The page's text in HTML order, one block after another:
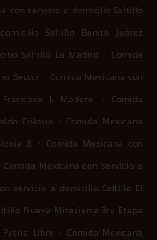
con servicio a domicilio Saltillo
Saltillo Benito Juárez
Saltillo La Madrid . Comida
Sector . Comida Mexicana con
I. Madero
.
Comida
Colosio
. Comida Mexicana
8
. Comida Mexicana con
Comida Mexicana con servicio a
servicio a domicilio Saltillo El
Nueva Mirasierra 3ra Etapa
Libre . Comida Mexicana